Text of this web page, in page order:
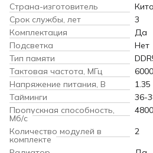
Страна-изготовитель
Срок службы, лет
3
Комплектация
Да
Подсветка
Нет
Тип памяти
Тактовая частота, МГц
6000
Напряжение питания, В
1.35
Тайминги
36-
Пропускная способность,
Мб/с
Количество модулей в
комплекте
2